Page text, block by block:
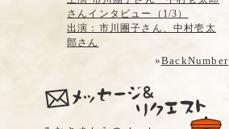
さんインタビュー（1/3）
出演：市川團子さん、中村壱太
郎さん
»BackNumber